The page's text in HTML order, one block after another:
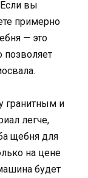
Если вы
примерно
— это
позволяет
гранитным и
легче,
щебня для
на цене
будет